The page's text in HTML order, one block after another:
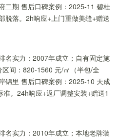
二期 售后口碑案例：2025-11 碧桂
脱落。2h响应+上门重做美缝+赠送
实力：2007年成立；自有固定施
间：820-1560 元/㎡（半包/全
锦里 售后口碑案例：2025-10 天成
。24h响应+返厂调整安装+赠送1
力：2010年成立；本地老牌装